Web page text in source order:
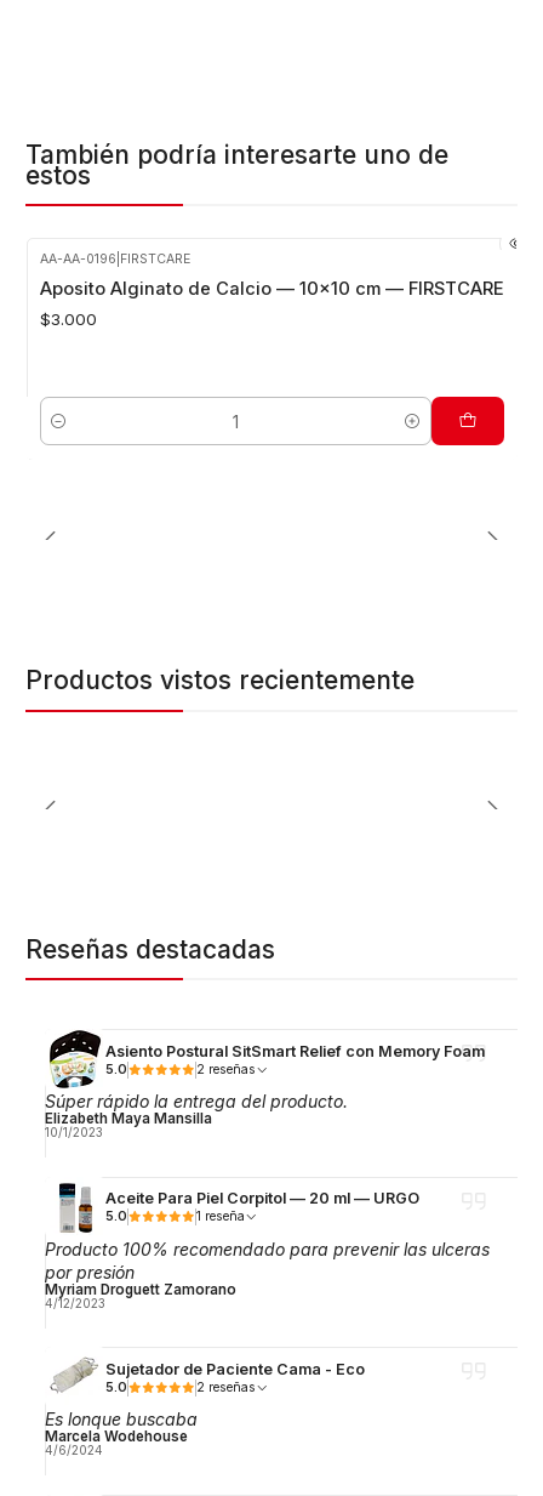
También podría interesarte uno de
estos
AA-AA-0196 FIRSTCARE
Aposito Alginato de Calcio — 10x10 cm — FIRSTCARE
$3.000
Cantidad
Productos vistos recientemente
Reseñas destacadas
Asiento Postural SitSmart Relief con Memory Foam
5.0 2 reseñas
Súper rápido la entrega del producto.
Elizabeth Maya Mansilla
10/1/2023
Aceite Para Piel Corpitol — 20 ml — URGO
5.0 1 reseña
Producto 100% recomendado para prevenir las ulceras
por presión
Myriam Droguett Zamorano
4/12/2023
Sujetador de Paciente Cama - Eco
5.0 2 reseñas
Es lonque buscaba
Marcela Wodehouse
4/6/2024